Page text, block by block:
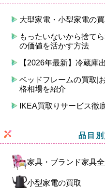
大型家電・小型家電の
もったいないから捨て
の価値を活かす方法
【2026年最新】冷蔵庫
ベッドフレームの買取|
格相場を紹介
IKEA買取りサービス徹
品目
家具・ブランド家具
小型家電の買取